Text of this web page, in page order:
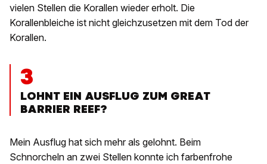
vielen Stellen die Korallen wieder erholt. Die
Korallenbleiche ist nicht gleichzusetzen mit dem Tod der
Korallen.
3
LOHNT EIN AUSFLUG ZUM GREAT
BARRIER REEF?
Mein Ausflug hat sich mehr als gelohnt. Beim
Schnorcheln an zwei Stellen konnte ich farbenfrohe